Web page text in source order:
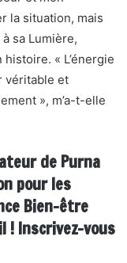
la situation, mais
sa Lumière,
« L’énergie
véritable et
», m’a-t-elle
de Purna
pour les
Bien-être
! Inscrivez-vous